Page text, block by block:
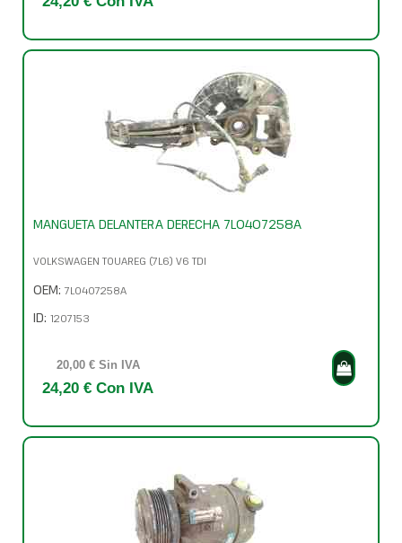
MANGUETA DELANTERA DERECHA 7L0407258A
VOLKSWAGEN TOUAREG (7L6) V6 TDI
OEM: 7L0407258A
ID: 1207153
20,00 € Sin IVA
24,20 € Con IVA